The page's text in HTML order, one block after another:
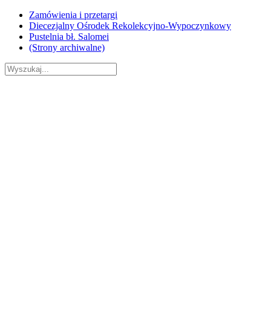
Skip
content
Zamówienia i przetargi
Diecezjalny Ośrodek Rekolekcyjno-Wypoczynkowy
Pustelnia bł. Salomei
(Strony archiwalne)